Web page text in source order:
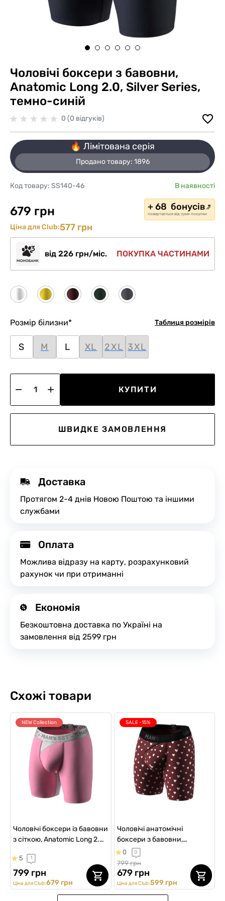
Чоловічі боксери з бавовни,
Anatomic Long 2.0, Silver Series,
темно-синій
0 (0 відгуків)
🔥 Лімітована серія
Продано товару: 1896
Код товару: SS140-46 В наявності
679 грн + 68 бонусів
повертається від суми покупки
Ціна для Club:577 грн
від 226 грн/міс. ПОКУПКА ЧАСТИНАМИ
Таблиця розмірів
Розмір білизни*
S M L XL 2XL 3XL
КУПИТИ
ШВИДКЕ ЗАМОВЛЕННЯ
Доставка
Протягом 2-4 днів Новою Поштою та іншими
службами
Оплата
Можлива відразу на карту, розрахунковий
рахунок чи при отриманні
Економія
Безкоштовна доставка по Україні на
замовлення від 2599 грн
Схожі товари
NEW Collection
Чоловічі боксери із бавовни
з сіткою, Anatomic Long 2.0
5 1
799 грн
Ціна для Club:679 грн
SALE -15%
Чоловічі анатомічні
боксери з бавовни,
Anatomic Long 2.0, Black
Series, Pure Love
0 0
799 грн
679 грн
Ціна для Club:599 грн